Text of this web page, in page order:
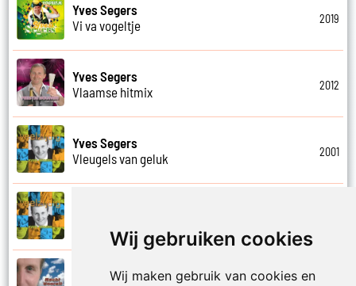
Wij gebruiken cookies
Wij maken gebruik van cookies en
Yves Segers
Vi va vogeltje
2019
Yves Segers
Vlaamse hitmix
2012
Yves Segers
Vleugels van geluk
2001
Yves Segers